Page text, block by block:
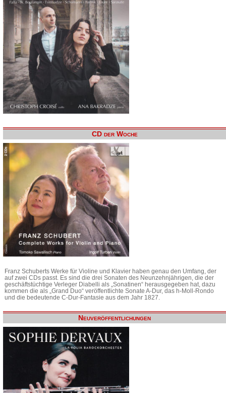
CD der Woche
Franz Schuberts Werke für Violine und Klavier haben genau den Umfang, der
auf zwei CDs passt. Es sind die drei Sonaten des Neunzehnjährigen, die der
geschäftstüchtige Verleger Diabelli als „Sonatinen“ herausgegeben hat, dazu
kommen die als „Grand Duo“ veröffentlichte Sonate A-Dur, das h-Moll-Rondo
und die bedeutende C-Dur-Fantasie aus dem Jahr 1827.
Neuveröffentlichungen